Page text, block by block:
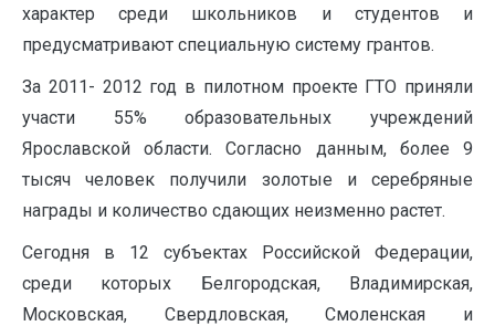
характер среди школьников и студентов и
предусматривают специальную систему грантов.
За 2011- 2012 год в пилотном проекте ГТО приняли
участи 55% образовательных учреждений
Ярославской области. Согласно данным, более 9
тысяч человек получили золотые и серебряные
награды и количество сдающих неизменно растет.
Сегодня в 12 субъектах Российской Федерации,
среди которых Белгородская, Владимирская,
Московская, Свердловская, Смоленская и